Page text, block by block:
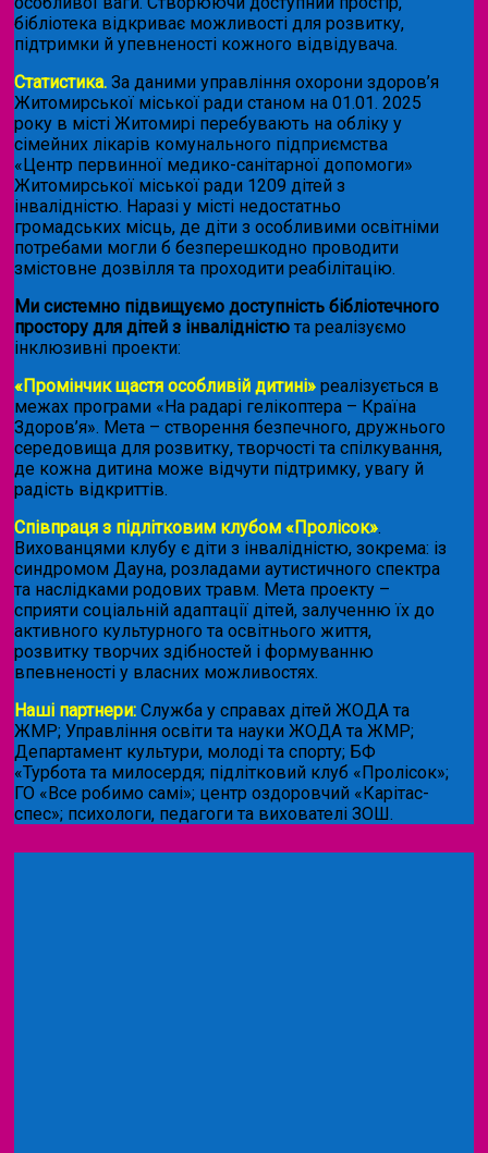
бібліотека відкриває можливості для розвитку,
підтримки й упевненості кожного відвідувача.
Статистика. За даними управління охорони здоров’я
Житомирської міської ради станом на 01.01. 2025
року в місті Житомирі перебувають на обліку у
сімейних лікарів комунального підприємства
«Центр первинної медико-санітарної допомоги»
Житомирської міської ради 1209 дітей з
інвалідністю. Наразі у місті недостатньо
громадських місць, де діти з особливими освітніми
потребами могли б безперешкодно проводити
змістовне дозвілля та проходити реабілітацію.
Ми системно підвищуємо доступність бібліотечного
простору для дітей з інвалідністю та реалізуємо
інклюзивні проекти:
«Промінчик щастя особливій дитині» реалізується в
межах програми «На радарі гелікоптера – Країна
Здоров’я». Мета – створення безпечного, дружнього
середовища для розвитку, творчості та спілкування,
де кожна дитина може відчути підтримку, увагу й
радість відкриттів.
Співпраця з підлітковим клубом «Пролісок».
Вихованцями клубу є діти з інвалідністю, зокрема: із
синдромом Дауна, розладами аутистичного спектра
та наслідками родових травм. Мета проекту –
сприяти соціальній адаптації дітей, залученню їх до
активного культурного та освітнього життя,
розвитку творчих здібностей і формуванню
впевненості у власних можливостях.
Наші партнери: Служба у справах дітей ЖОДА та
ЖМР; Управління освіти та науки ЖОДА та ЖМР;
Департамент культури, молоді та спорту; БФ
«Турбота та милосердя; підлітковий клуб «Пролісок»;
ГО «Все робимо самі»; центр оздоровчий «Карітас-
спес»; психологи, педагоги та вихователі ЗОШ.